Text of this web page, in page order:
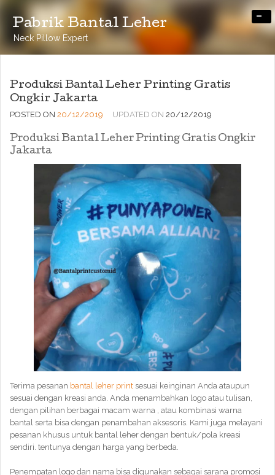
Pabrik Bantal Leher
Neck Pillow Expert
-
Produksi Bantal Leher Printing Gratis
Ongkir Jakarta
POSTED ON 20/12/2019 UPDATED ON 20/12/2019
Produksi Bantal Leher Printing Gratis Ongkir
Jakarta
Terima pesanan bantal leher print sesuai keinginan Anda ataupun
sesuai dengan kreasi anda. Anda menambahkan logo atau tulisan,
dengan pilihan berbagai macam warna , atau kombinasi warna
bantal serta bisa dengan penambahan aksesoris. Kami juga melayani
pesanan khusus untuk bantal leher dengan bentuk/pola kreasi
sendiri. tentunya dengan harga yang berbeda.
Penempatan logo dan nama bisa digunakan sebagai sarana promosi